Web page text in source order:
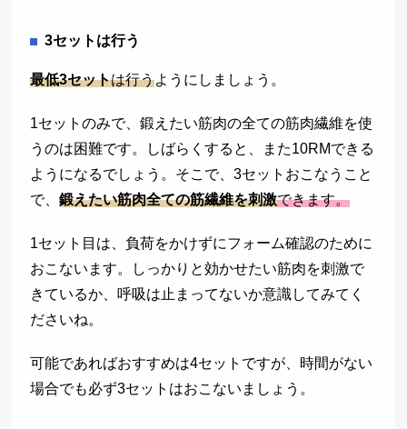
3セットは行う
最低3セットは行うようにしましょう。
1セットのみで、鍛えたい筋肉の全ての筋肉繊維を使
うのは困難です。しばらくすると、また10RMできる
ようになるでしょう。そこで、3セットおこなうこと
で、鍛えたい筋肉全ての筋繊維を刺激できます。
1セット目は、負荷をかけずにフォーム確認のために
おこないます。しっかりと効かせたい筋肉を刺激で
きているか、呼吸は止まってないか意識してみてく
ださいね。
可能であればおすすめは4セットですが、時間がない
場合でも必ず3セットはおこないましょう。